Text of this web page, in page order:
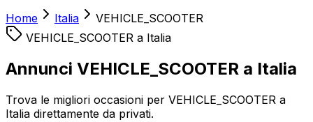
Home Italia
VEHICLE_SCOOTER
VEHICLE_SCOOTER a Italia
Annunci VEHICLE_SCOOTER a Italia
Trova le migliori occasioni per VEHICLE_SCOOTER a
Italia direttamente da privati.